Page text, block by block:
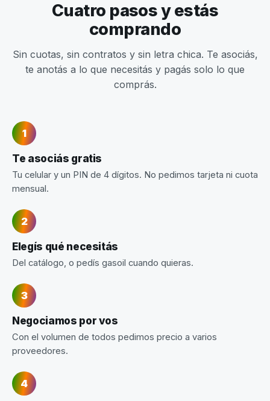
Cuatro pasos y estás
comprando
Sin cuotas, sin contratos y sin letra chica. Te asociás,
te anotás a lo que necesitás y pagás solo lo que
comprás.
Te asociás gratis
Tu celular y un PIN de 4 dígitos. No pedimos tarjeta ni cuota
mensual.
Elegís qué necesitás
Del catálogo, o pedís gasoil cuando quieras.
Negociamos por vos
Con el volumen de todos pedimos precio a varios
proveedores.